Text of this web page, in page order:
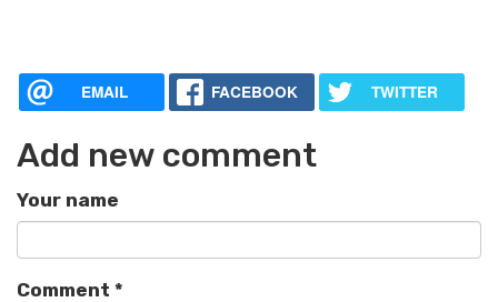
EMAIL FACEBOOK TWITTER
Add new comment
Your name
Comment *